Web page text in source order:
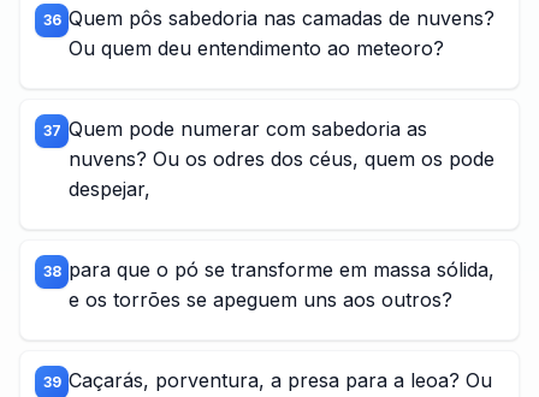
36 Quem pôs sabedoria nas camadas de nuvens?
Ou quem deu entendimento ao meteoro?
37 Quem pode numerar com sabedoria as
nuvens? Ou os odres dos céus, quem os pode
despejar,
38 para que o pó se transforme em massa sólida,
e os torrões se apeguem uns aos outros?
39 Caçarás, porventura, a presa para a leoa? Ou